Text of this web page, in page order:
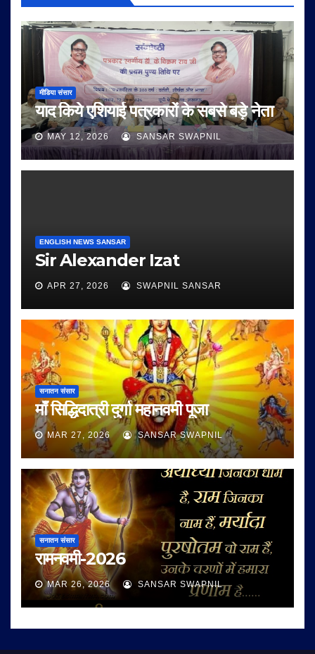
मीडिया संसार
याद किये एशियाई पत्रकारों के सबसे बड़े नेता
MAY 12, 2026 SANSAR SWAPNIL
ENGLISH NEWS SANSAR
Sir Alexander Izat
APR 27, 2026 SWAPNIL SANSAR
सनातन संसार
माँ सिद्धिदात्री दुर्गा महानवमी पूजा
MAR 27, 2026 SANSAR SWAPNIL
सनातन संसार
रामनवमी-2026
MAR 26, 2026 SANSAR SWAPNIL